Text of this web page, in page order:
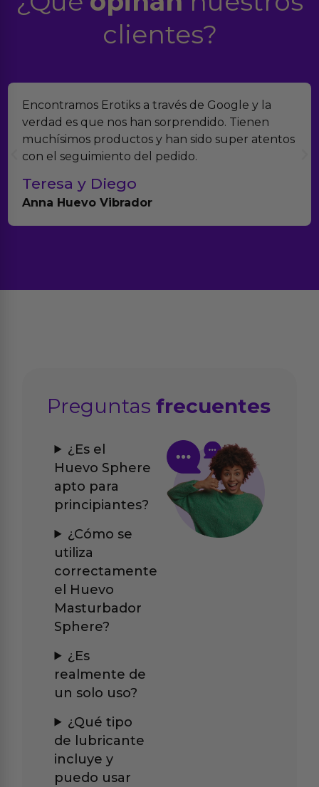
clientes?
Encontramos Erotiks a través de Google y la
verdad es que nos han sorprendido. Tienen
muchísimos productos y han sido super atentos
con el seguimiento del pedido.
Teresa y Diego
Anna Huevo Vibrador
Preguntasfrecuentes
¿Es el
Huevo Sphere
apto para
principiantes?
¿Cómo se
utiliza
correctamente
el Huevo
Masturbador
Sphere?
¿Es
realmente de
un solo uso?
¿Qué tipo
de lubricante
incluye y
puedo usar